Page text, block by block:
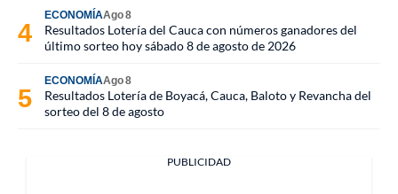
ECONOMÍAAgo 8
Resultados Lotería del Cauca con números ganadores del
último sorteo hoy sábado 8 de agosto de 2026
ECONOMÍAAgo 8
Resultados Lotería de Boyacá, Cauca, Baloto y Revancha del
sorteo del 8 de agosto
PUBLICIDAD